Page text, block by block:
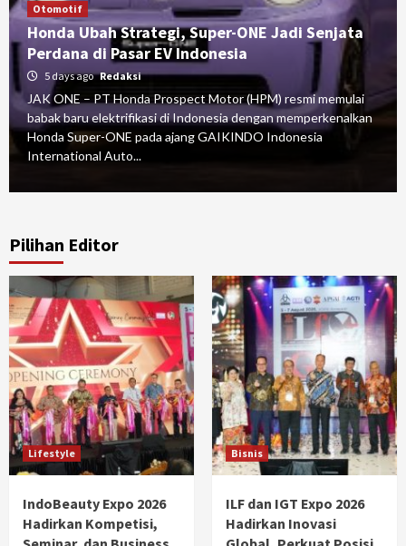
Otomotif
Honda Ubah Strategi, Super-ONE Jadi Senjata
Perdana di Pasar EV Indonesia
5 days ago Redaksi
JAK ONE – PT Honda Prospect Motor (HPM) resmi memulai
babak baru elektrifikasi di Indonesia dengan memperkenalkan
Honda Super-ONE pada ajang GAIKINDO Indonesia
International Auto...
Pilihan Editor
Lifestyle
IndoBeauty Expo 2026
Hadirkan Kompetisi,
Bisnis
ILF dan IGT Expo 2026
Hadirkan Inovasi